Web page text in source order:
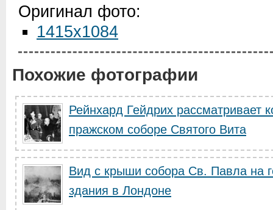
Оригинал фото:
1415x1084
Похожие фотографии
Рейнхард Гейдрих рассматривает
пражском соборе Святого Вита
Вид с крыши собора Св. Павла на
здания в Лондоне